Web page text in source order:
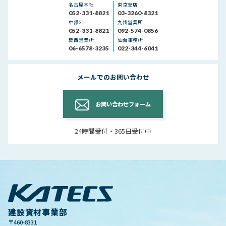
名古屋本社
052-331-8821
中部G
052-331-8821
関西営業所
06-6578-3235
東京支店
03-3260-8321
九州営業所
092-574-0856
仙台事務所
022-344-6041
メールでのお問い合わせ
お問い合わせフォーム
24時間受付・365日受付中
建設資材事業部
〒460-8331